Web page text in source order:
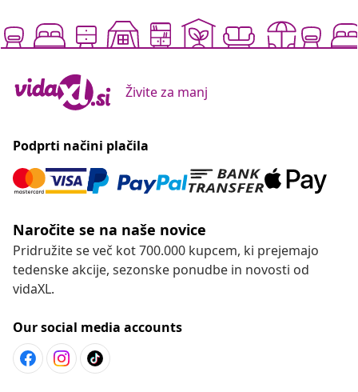
Živite za manj
Podprti načini plačila
Naročite se na naše novice
Pridružite se več kot 700.000 kupcem, ki prejemajo
tedenske akcije, sezonske ponudbe in novosti od
vidaXL.
Our social media accounts